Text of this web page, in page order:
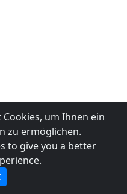
um Ihnen ein
zu ermöglichen.
to give you a better